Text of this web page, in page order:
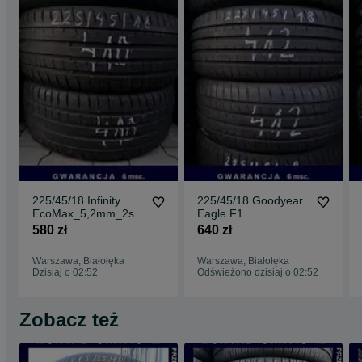
225/45/18 Infinity
EcoMax_5,2mm_2szt
_(410)
580 zł
Warszawa, Białołęka
Dzisiaj o 02:52
225/45/18 Goodyear
Eagle F1
_6,5mm_2szt_(412)
640 zł
Warszawa, Białołęka
Odświeżono dzisiaj o 02:52
Zobacz też